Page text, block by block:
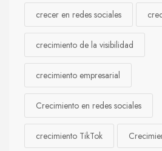
crecer en redes sociales
crecimiento de la visibilidad
crecimiento empresarial
Crecimiento en redes sociales
crecimiento TikTok